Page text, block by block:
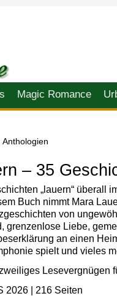
Magic Romance
Anthologien
– 35
„lauern“ überall
Buch nimmt Mara
von
grenzenlose Liebe,
an einen
spielt und vieles
Lesevergnügen
2026
216 Seiten